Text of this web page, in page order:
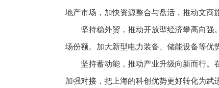
地产市场，加快资源整合与盘活，推动文商
坚持稳外贸，推动开放型经济攀高向强
场份额。加大新型电力装备、储能设备等优
坚持蓄动能，推动产业升级向新而行。
加强对接，把上海的科创优势更好转化为武